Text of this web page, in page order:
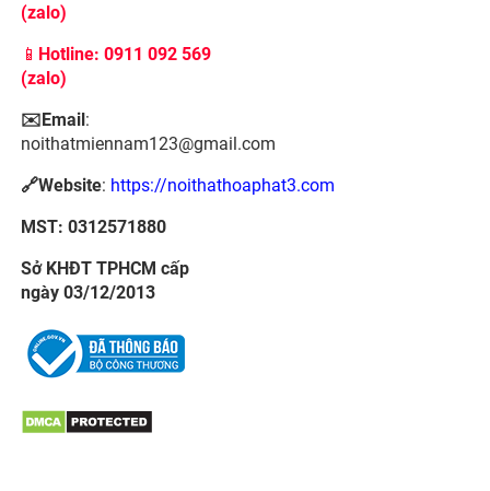
(zalo)
📱 Hotline: 0911 092 569
(zalo)
✉️Email:
noithatmiennam123@gmail.com
🔗Website: https://noithathoaphat3.com
MST: 0312571880
Sở KHĐT TPHCM cấp
ngày 03/12/2013